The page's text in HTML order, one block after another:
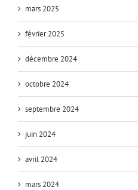
mars 2025
février 2025
décembre 2024
octobre 2024
septembre 2024
juin 2024
avril 2024
mars 2024